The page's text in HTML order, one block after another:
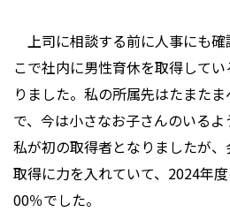
上司に相談する前に人事にも
こで社内に男性育休を取得して
りました。私の所属先はたまた
で、今は小さなお子さんのいるよ
私が初の取得者となりましたが
取得に力を入れていて、2024年
00％でした。